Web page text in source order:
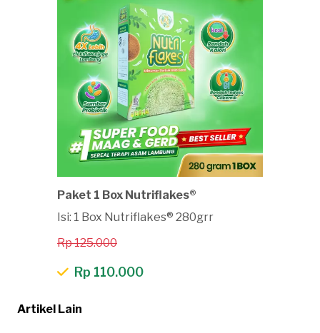
Paket 1 Box Nutriflakes®
Isi: 1 Box Nutriflakes® 280grr
Rp 125.000
Rp 110.000
Artikel Lain